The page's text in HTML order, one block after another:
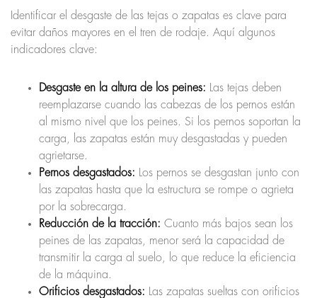
Identificar el desgaste de las tejas o zapatas es clave para
evitar daños mayores en el tren de rodaje. Aquí algunos
indicadores clave:
Desgaste en la altura de los peines: Las tejas deben
reemplazarse cuando las cabezas de los pernos están
al mismo nivel que los peines. Si los pernos soportan la
carga, las zapatas están muy desgastadas y pueden
agrietarse.
Pernos desgastados: Los pernos se desgastan junto con
las zapatas hasta que la estructura se rompe o agrieta
por la sobrecarga.
Reducción de la tracción: Cuanto más bajos sean los
peines de las zapatas, menor será la capacidad de
transmitir la carga al suelo, lo que reduce la eficiencia
de la máquina.
Orificios desgastados: Las zapatas sueltas con orificios